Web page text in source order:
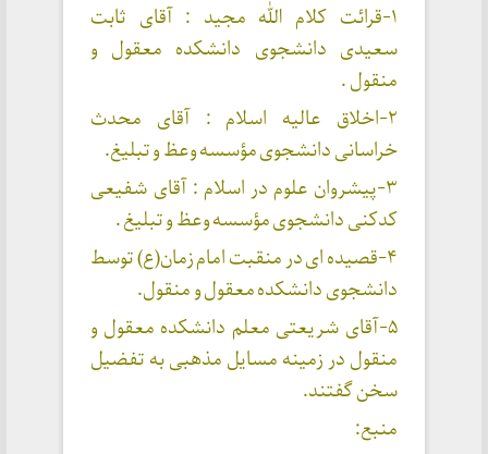
۱-قرائت کلام الله مجید : آقای ثابت
سعیدی دانشجوی دانشکده معقول و
۲-اخلاق عالیه اسلام : آقای محدث
خراسانی دانشجوی مؤسسه وعظ و تبلیغ.
۳-پیشروان علوم در اسلام : آقای شفیعی
کدکنی دانشجوی مؤسسه وعظ و تبلیغ .
۴-قصیده ای در منقبت امام زمان(ع) توسط
دانشجوی دانشکده معقول و منقول.
۵-آقای شریعتی معلم دانشکده معقول و
منقول در زمینه مسایل مذهبی به تفضیل
سخن گفتند.